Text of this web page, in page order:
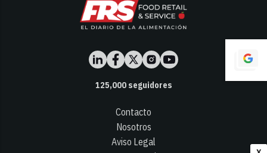
125,000seguidores
Contacto
Nosotros
Aviso Legal